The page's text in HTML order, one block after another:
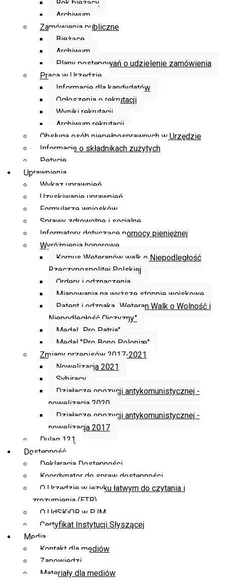
Rok bieżący
Archiwum
Zamówienia publiczne
Bieżące
Archiwum
Plany postępowań o udzielenie zamówienia
Praca w Urzędzie
Informacje dla kandydatów
Ogłoszenia o rekrutacji
Wyniki rekrutacji
Archiwum rekrutacji
Obsługa osób niepełnosprawnych w Urzędzie
Informacje o składnikach zużytych
Petycje
Uprawnienia
Wykaz uprawnień
Uzyskiwanie uprawnień
Formularze wniosków
Sprawy zdrowotne i socjalne
Informatory dotyczące pomocy pieniężnej
Wyróżnienia honorowe
Korpus Weteranów walk o Niepodległość
Rzeczypospolitej Polskiej
Ordery i odznaczenia
Mianowania na wyższe stopnie wojskowe
Patent i odznaka „Weteran Walk o Wolność i
Niepodległość Ojczyzny”
Medal „Pro Patria”
Medal "Pro Bono Poloniæ"
Zmiany przepisów 2017-2021
Nowelizacja 2021
Sybiracy
Działacze opozycji antykomunistycznej -
nowelizacja 2020
Działacze opozycji antykomunistycznej -
nowelizacja 2017
Dulag 121
Dostępność
Deklaracja Dostępności
Koordynator do spraw dostępności
O Urzędzie w języku łatwym do czytania i
zrozumienia (ETR)
O UdSKiOR w PJM
Certyfikat Instytucji Słyszącej
Media
Kontakt dla mediów
Zapowiedzi
Materiały dla mediów